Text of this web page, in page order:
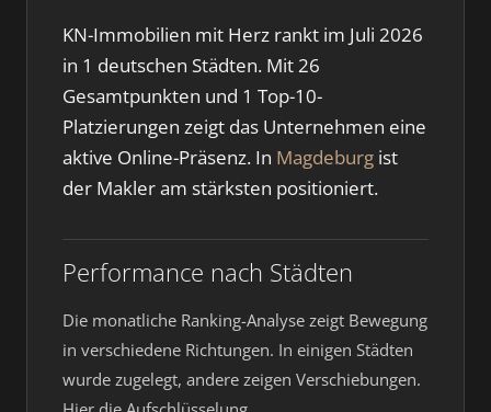
KN-Immobilien mit Herz rankt im Juli 2026
in 1 deutschen Städten. Mit 26
Gesamtpunkten und 1 Top-10-
Platzierungen zeigt das Unternehmen eine
aktive Online-Präsenz. In Magdeburg ist
der Makler am stärksten positioniert.
Performance nach Städten
Die monatliche Ranking-Analyse zeigt Bewegung
in verschiedene Richtungen. In einigen Städten
wurde zugelegt, andere zeigen Verschiebungen.